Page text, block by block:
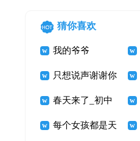
猜你喜欢
我的爷爷
只想说声谢谢你
600字
春天来了_初中
写景的作文
每个女孩都是天